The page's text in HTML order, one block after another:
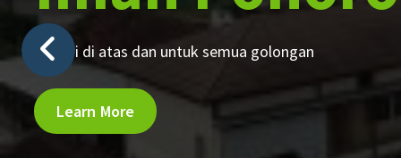
Berdiri di atas dan untuk semua golongan
Learn More